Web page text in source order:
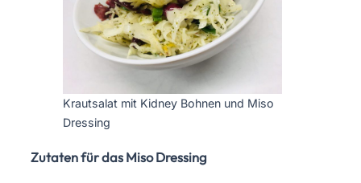
Krautsalat mit Kidney Bohnen und Miso
Dressing
Zutaten für das Miso Dressing